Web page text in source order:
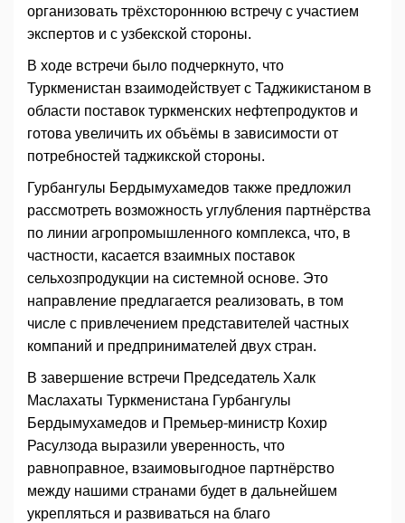
организовать трёхстороннюю встречу с участием
экспертов и с узбекской стороны.
В ходе встречи было подчеркнуто, что
Туркменистан взаимодействует с Таджикистаном в
области поставок туркменских нефтепродуктов и
готова увеличить их объёмы в зависимости от
потребностей таджикской стороны.
Гурбангулы Бердымухамедов также предложил
рассмотреть возможность углубления партнёрства
по линии агропромышленного комплекса, что, в
частности, касается взаимных поставок
сельхозпродукции на системной основе. Это
направление предлагается реализовать, в том
числе с привлечением представителей частных
компаний и предпринимателей двух стран.
В завершение встречи Председатель Халк
Маслахаты Туркменистана Гурбангулы
Бердымухамедов и Премьер-министр Кохир
Расулзода выразили уверенность, что
равноправное, взаимовыгодное партнёрство
между нашими странами будет в дальнейшем
укрепляться и развиваться на благо